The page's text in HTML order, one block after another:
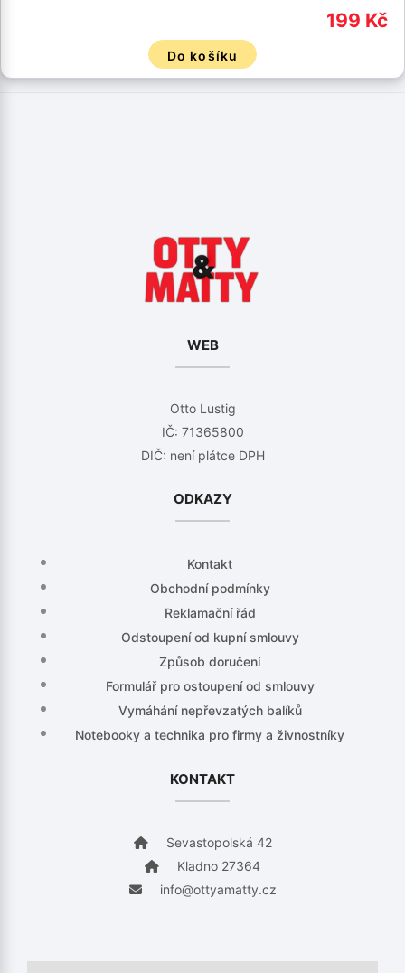
199 Kč
Do košíku
WEB
Otto Lustig
IČ: 71365800
DIČ: není plátce DPH
ODKAZY
Kontakt
Obchodní podmínky
Reklamační řád
Odstoupení od kupní smlouvy
Způsob doručení
Formulář pro ostoupení od smlouvy
Vymáhání nepřevzatých balíků
Notebooky a technika pro firmy a živnostníky
KONTAKT
Sevastopolská 42
Kladno 27364
info@ottyamatty.cz